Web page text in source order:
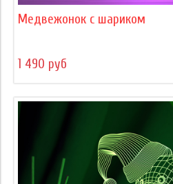
Медвежонок с шариком
1 490 руб